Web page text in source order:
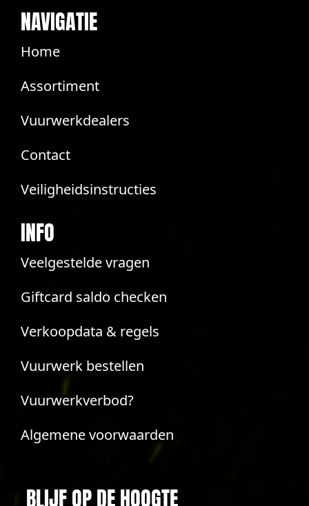
NAVIGATIE
Home
Assortiment
Vuurwerkdealers
Contact
Veiligheidsinstructies
INFO
Veelgestelde vragen
Giftcard saldo checken
Verkoopdata & regels
Vuurwerk bestellen
Vuurwerkverbod?
Algemene voorwaarden
BLIJF OP DE HOOGTE